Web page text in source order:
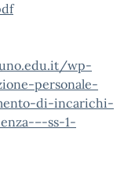
wp-
personale-
di-incarichi-
–-ss-1-